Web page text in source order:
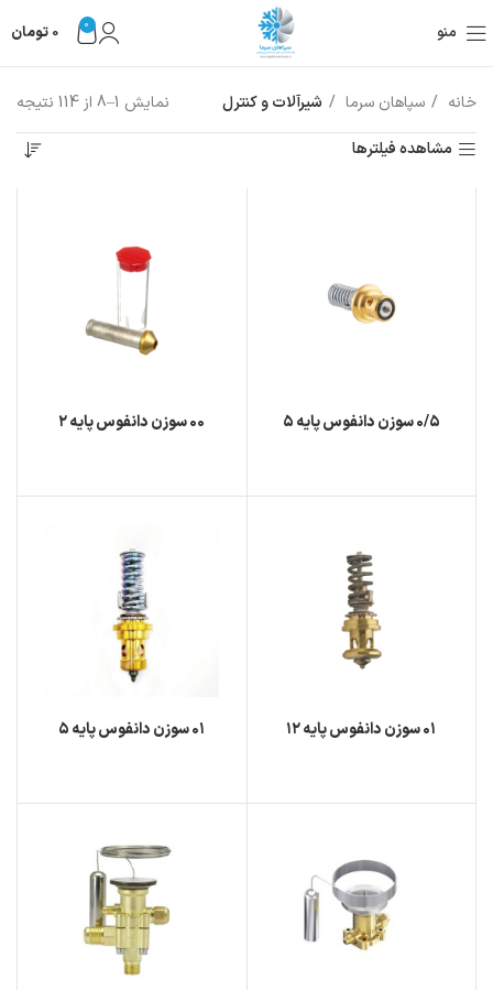
منو 0
0 تومان
خانه سپاهان سرما شیرآلات و کنترل
نمایش 1–8 از 114 نتیجه
مشاهده فیلترها
۰/۵ سوزن دانفوس پايه ۵ ۰۰ سوزن دانفوس پايه ۲
۰۱ سوزن دانفوس پايه ۱۲ ۰۱ سوزن دانفوس پايه ۵